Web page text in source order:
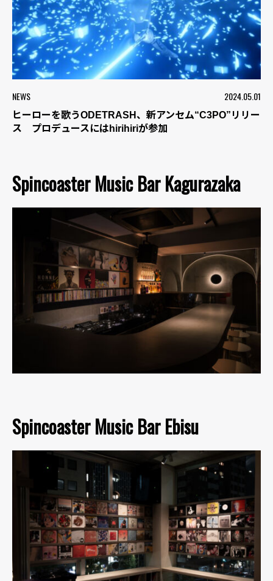
NEWS 2024.05.01
ヒーローを歌うODETRASH、新アンセム“C3PO”リリー
ス プロデュースにはhirihiriが参加
Spincoaster Music Bar Kagurazaka
Spincoaster Music Bar Ebisu